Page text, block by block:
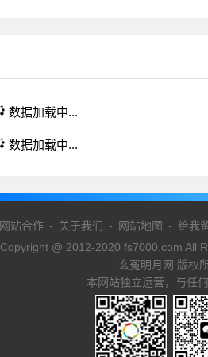
数据加载中...
数据加载中...
网站合作- 关于我们 - 网站地图 - 给我
Copyright @ 2012-2020 fs7000.com All
玄菟明月网 版权
本网站独立运营，与任